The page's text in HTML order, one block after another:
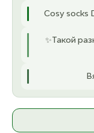
Cosy socks
✨Такой